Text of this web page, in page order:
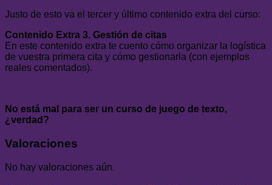
Justo de esto va el tercer y último contenido extra del curso:
Contenido Extra 3. Gestión de citas
En este contenido extra te cuento cómo organizar la logística
de vuestra primera cita y cómo gestionarla (con ejemplos
reales comentados).
No está mal para ser un curso de juego de texto,
¿verdad?
Valoraciones
No hay valoraciones aún.